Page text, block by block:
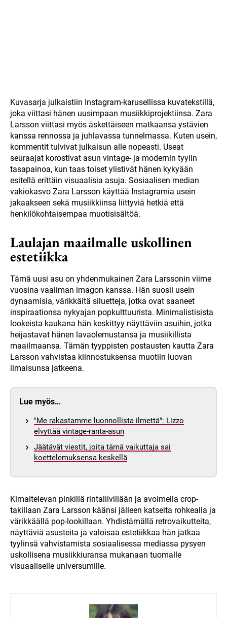
Kuvasarja julkaistiin Instagram-karusellissa kuvatekstillä,
joka viittasi hänen uusimpaan musiikkiprojektiinsa. Zara
Larsson viittasi myös äskettäiseen matkaansa ystävien
kanssa rennossa ja juhlavassa tunnelmassa. Kuten usein,
kommentit tulvivat julkaisun alle nopeasti. Useat
seuraajat korostivat asun vintage- ja modernin tyylin
tasapainoa, kun taas toiset ylistivät hänen kykyään
esitellä erittäin visuaalisia asuja. Sosiaalisen median
vakiokasvo Zara Larsson käyttää Instagramia usein
jakaakseen sekä musiikkiinsa liittyviä hetkiä että
henkilökohtaisempaa muotisisältöä.
Laulajan maailmalle uskollinen
estetiikka
Tämä uusi asu on yhdenmukainen Zara Larssonin viime
vuosina vaaliman imagon kanssa. Hän suosii usein
dynaamisia, värikkäitä siluetteja, jotka ovat saaneet
inspiraationsa nykyajan popkulttuurista. Minimalistisista
lookeista kaukana hän keskittyy näyttäviin asuihin, jotka
heijastavat hänen lavaolemustansa ja musiikillista
maailmaansa. Tämän tyyppisten postausten kautta Zara
Larsson vahvistaa kiinnostuksensa muotiin luovan
ilmaisunsa jatkeena.
Lue myös…
"Me rakastamme luonnollista ilmettä": Lizzo
elvyttää vintage-ranta-asun
Jäätävät viestit, joita tämä vaikuttaja sai
koettelemuksensa keskellä
Kimaltelevan pinkillä rintaliivillään ja avoimella crop-
takillaan Zara Larsson käänsi jälleen katseita rohkealla ja
värikkäällä pop-lookillaan. Yhdistämällä retrovaikutteita,
näyttäviä asusteita ja valoisaa estetiikkaa hän jatkaa
tyylinsä vahvistamista sosiaalisessa mediassa pysyen
uskollisena musiikkiuransa mukanaan tuomalle
visuaaliselle universumille.